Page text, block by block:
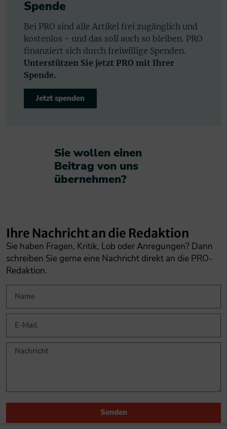
Spende
Bei PRO sind alle Artikel frei zugänglich und
kostenlos - und das soll auch so bleiben. PRO
finanziert sich durch freiwillige Spenden.
Unterstützen Sie jetzt PRO mit Ihrer
Spende.
Jetzt spenden
Sie wollen einen
Beitrag von uns
übernehmen?​
Ihre Nachricht an die Redaktion
Sie haben Fragen, Kritik, Lob oder Anregungen? Dann
schreiben Sie gerne eine Nachricht direkt an die PRO-
Redaktion.
Senden